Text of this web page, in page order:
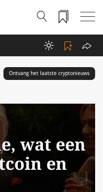
Ontvang het laatste cryptonieuws
wat een
en